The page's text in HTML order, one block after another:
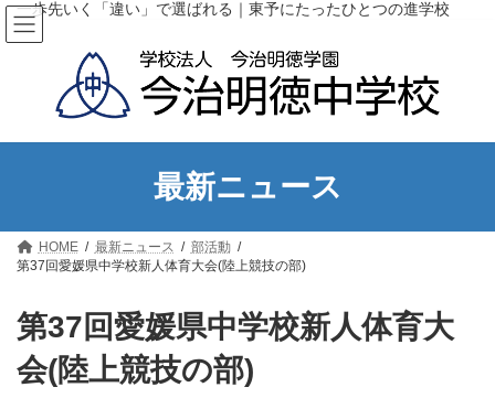
コ
ン
テ
キ
ナ
ビ
ゲ
に
一歩先いく「違い」で選ばれる｜東予にたったひとつの進学校
最新ニュース
HOME 最新ニュース
部活動
第37回愛媛県中学校新人体育大会(陸上競技の部)
第37回愛媛県中学校新人体育大
会(陸上競技の部)